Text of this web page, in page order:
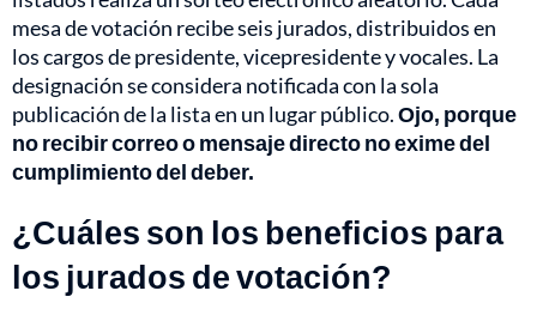
mesa de votación recibe seis jurados, distribuidos en
los cargos de presidente, vicepresidente y vocales. La
designación se considera notificada con la sola
publicación de la lista en un lugar público.Ojo, porque
no recibir correo o mensaje directo no exime del
cumplimiento del deber.
¿Cuáles son los beneficios para
los jurados de votación?